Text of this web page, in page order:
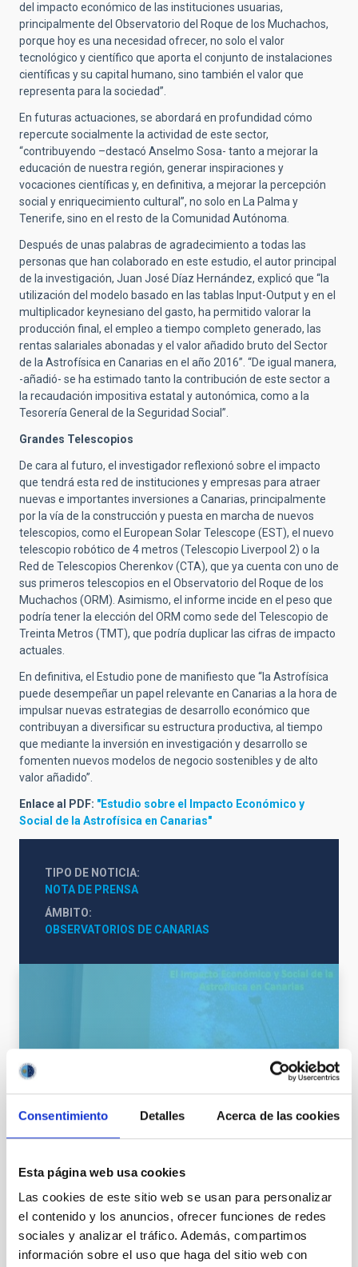
Consentimiento Detalles Acerca de las cookies
Esta página web usa cookies
Las cookies de este sitio web se usan para personalizar
el contenido y los anuncios, ofrecer funciones de redes
sociales y analizar el tráfico. Además, compartimos
información sobre el uso que haga del sitio web con
del impacto económico de las instituciones usuarias,
principalmente del Observatorio del Roque de los Muchachos,
porque hoy es una necesidad ofrecer, no solo el valor
tecnológico y científico que aporta el conjunto de instalaciones
científicas y su capital humano, sino también el valor que
representa para la sociedad”.
En futuras actuaciones, se abordará en profundidad cómo
repercute socialmente la actividad de este sector,
“contribuyendo –destacó Anselmo Sosa- tanto a mejorar la
educación de nuestra región, generar inspiraciones y
vocaciones científicas y, en definitiva, a mejorar la percepción
social y enriquecimiento cultural”, no solo en La Palma y
Tenerife, sino en el resto de la Comunidad Autónoma.
Después de unas palabras de agradecimiento a todas las
personas que han colaborado en este estudio, el autor principal
de la investigación, Juan José Díaz Hernández, explicó que “la
utilización del modelo basado en las tablas Input-Output y en el
multiplicador keynesiano del gasto, ha permitido valorar la
producción final, el empleo a tiempo completo generado, las
rentas salariales abonadas y el valor añadido bruto del Sector
de la Astrofísica en Canarias en el año 2016”. “De igual manera,
-añadió- se ha estimado tanto la contribución de este sector a
la recaudación impositiva estatal y autonómica, como a la
Tesorería General de la Seguridad Social”.
Grandes Telescopios
De cara al futuro, el investigador reflexionó sobre el impacto
que tendrá esta red de instituciones y empresas para atraer
nuevas e importantes inversiones a Canarias, principalmente
por la vía de la construcción y puesta en marcha de nuevos
telescopios, como el European Solar Telescope (EST), el nuevo
telescopio robótico de 4 metros (Telescopio Liverpool 2) o la
Red de Telescopios Cherenkov (CTA), que ya cuenta con uno de
sus primeros telescopios en el Observatorio del Roque de los
Muchachos (ORM). Asimismo, el informe incide en el peso que
podría tener la elección del ORM como sede del Telescopio de
Treinta Metros (TMT), que podría duplicar las cifras de impacto
actuales.
En definitiva, el Estudio pone de manifiesto que “la Astrofísica
puede desempeñar un papel relevante en Canarias a la hora de
impulsar nuevas estrategias de desarrollo económico que
contribuyan a diversificar su estructura productiva, al tiempo
que mediante la inversión en investigación y desarrollo se
fomenten nuevos modelos de negocio sostenibles y de alto
valor añadido”.
Enlace al PDF: "Estudio sobre el Impacto Económico y
Social de la Astrofísica en Canarias"
TIPO DE NOTICIA
NOTA DE PRENSA
ÁMBITO
OBSERVATORIOS DE CANARIAS